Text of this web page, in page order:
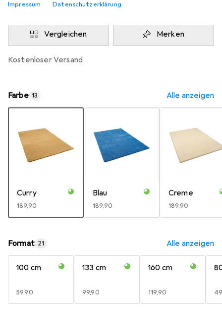
Impressum Datenschutzerklärung
In den Warenkorb
Vergleichen Merken
kostenloser Versand
Farbe 13 Alle anzeigen
Curry
EUR
189,90
Blau
EUR
189,90
Creme
EUR
189,90
Format 21 Alle anzeigen
100 cm
EUR
59,90
133 cm
EUR
99,90
160 cm
EUR
119,90